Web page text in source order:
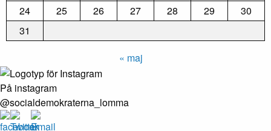
24
25 26 27 28 29
30
31
« maj
På instagram
@socialdemokraterna_lomma